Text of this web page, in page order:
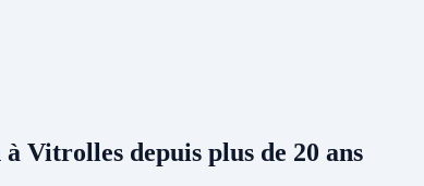
à Vitrolles depuis plus de 20 ans